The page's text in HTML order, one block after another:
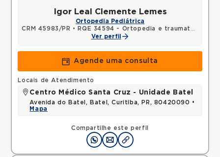
Igor Leal Clemente Lemes
Ortopedia Pediátrica
CRM 45983/PR •
RQE 34594 - Ortopedia e traumatologia
Ver perfil
Agende uma consulta
Compartilhe este perfil
Locais de Atendimento
Centro Médico Santa Cruz - Unidade Batel
Avenida do Batel, Batel, Curitiba, PR, 80420090 •
Mapa